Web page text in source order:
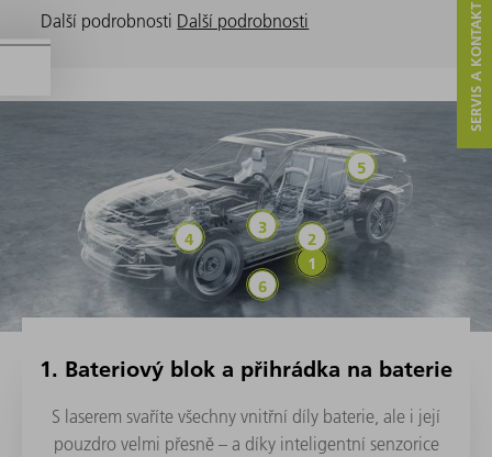
Další podrobnosti Další podrobnosti
Bateriový blok a
Bateriové články a
Power Electronics
Powertrain
Lehká
Automatizovaná výrobní
1. Bateriový blok a přihrádka na baterie
S laserem svaříte všechny vnitřní díly baterie, ale i její
pouzdro velmi přesně – a díky inteligentní senzorice
SERVIS A KONTAKT